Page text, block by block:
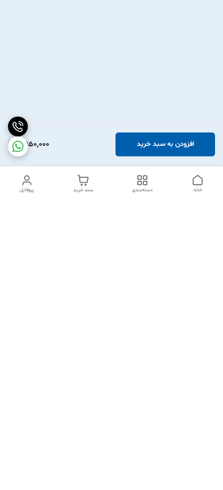
2,950,000 افزودن به سبد خرید
پروفایل سبد خرید دسته‌بندی خانه